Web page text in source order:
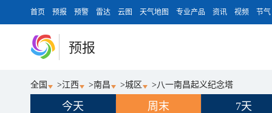
首页 预报 预警 雷达 云图 天气地图 专业产品 资讯 视频 节气
预报
全国 >江西 >南昌 >城区 >八一南昌起义纪念塔
今天 周末 7天